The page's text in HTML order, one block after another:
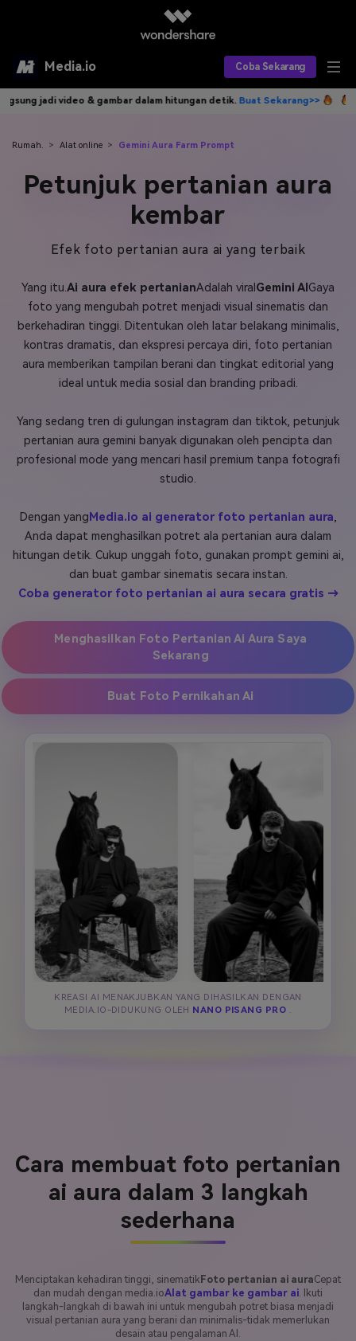
Media.io Coba Sekarang
Alat AI
AI Video
AI Gambar
Model AI yang Didukung
Produk AI
Asisten Video AI
Editor Gambar AI
Editor Audio AI
Find More Solutions >>
Efek AI
Efek Foto
Panduan Pengguna Apa yang Baru
Hubungi Kami
Tips & Tutorial AI
Jelajahi Lebih Banyak >>
Veo3 TOP
Masuk
Berkreasi dengan AI
hitungan detik.Buat Sekarang>> Tulis idemu, AI langsung jadi
Rumah. > Alat online > Gemini Aura Farm Prompt
Petunjuk pertanian aura
kembar
Efek foto pertanian aura ai yang terbaik
Yang itu.Ai aura efek pertanianAdalah viral Gemini AI Gaya
foto yang mengubah potret menjadi visual sinematis dan
berkehadiran tinggi. Ditentukan oleh latar belakang minimalis,
kontras dramatis, dan ekspresi percaya diri, foto pertanian
aura memberikan tampilan berani dan tingkat editorial yang
ideal untuk media sosial dan branding pribadi.
Yang sedang tren di gulungan instagram dan tiktok, petunjuk
pertanian aura gemini banyak digunakan oleh pencipta dan
profesional mode yang mencari hasil premium tanpa fotografi
studio.
Dengan yang Media.io ai generator foto pertanian aura,
Anda dapat menghasilkan potret ala pertanian aura dalam
hitungan detik. Cukup unggah foto, gunakan prompt gemini ai,
dan buat gambar sinematis secara instan.
Coba generator foto pertanian ai aura secara gratis →
Menghasilkan Foto Pertanian Ai Aura Saya
Sekarang
Buat Foto Pernikahan Ai
KREASI AI MENAKJUBKAN YANG DIHASILKAN DENGAN
MEDIA.IO-DIDUKUNG OLEH
NANO PISANG PRO .
Cara membuat foto pertanian
ai aura dalam 3 langkah
sederhana
Menciptakan kehadiran tinggi, sinematik Foto pertanian ai auraCepat
dan mudah dengan media.ioAlat gambar ke gambar ai. Ikuti
langkah-langkah di bawah ini untuk mengubah potret biasa menjadi
visual pertanian aura yang berani dan minimalis-tidak memerlukan
desain atau pengalaman AI.